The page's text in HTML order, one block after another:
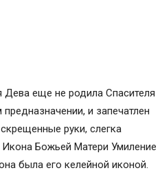
Дева еще не родила Спасителя
и запечатлен
руки, слегка
Икона Божьей Матери Умиление
была его келейной иконой.